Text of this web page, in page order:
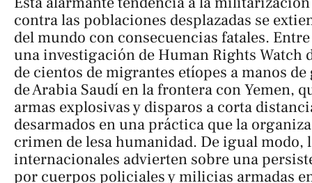
contra las poblaciones desplazadas se
del mundo con consecuencias fatales.
una investigación de Human Rights Watch
de cientos de migrantes etíopes a manos
de Arabia Saudí en la frontera con Yemen,
armas explosivas y disparos a corta
desarmados en una práctica que la
crimen de lesa humanidad. De igual modo,
internacionales advierten sobre una
por cuerpos policiales y milicias armadas